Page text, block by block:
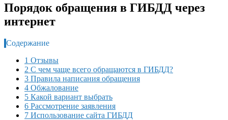
Порядок обращения в ГИБДД через
интернет
Содержание
1 Отзывы
2 С чем чаще всего обращаются в ГИБДД?
3 Правила написания обращения
4 Обжалование
5 Какой вариант выбрать
6 Рассмотрение заявления
7 Использование сайта ГИБДД